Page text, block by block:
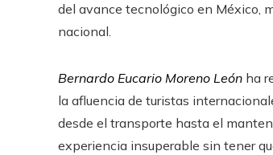
del avance tecnológico en México,
nacional.
Bernardo Eucario Moreno León ha
la afluencia de turistas
desde el transporte hasta el
experiencia insuperable sin tener